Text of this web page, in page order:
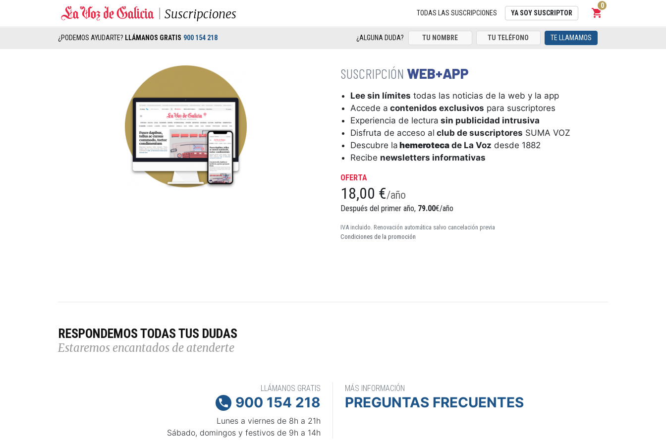
Suscripciones TODAS LAS SUSCRIPCIONES YA SOY SUSCRIPTOR shopping_cart
Carrito
0
¿PODEMOS AYUDARTE? LLÁMANOS GRATIS 900 154 218 ¿ALGUNA DUDA? TE LLAMAMOS
WEB+APP
Lee sin límites todas las noticias de la web y la app
Accede a contenidos exclusivos para suscriptores
Experiencia de lectura sin publicidad intrusiva
Disfruta de acceso al club de suscriptores SUMA VOZ
Descubre la hemeroteca de La Voz desde 1882
Recibe newsletters informativas
OFERTA
18,00 €/año
Después del primer año, 79.00€/año
IVA incluido. Renovación automática salvo cancelación previa
Condiciones de la promoción
RESPONDEMOS TODAS TUS DUDAS
Estaremos encantados de atenderte
LLÁMANOS GRATIS
 900 154 218
Lunes a viernes de 8h a 21h
Sábado, domingos y festivos de 9h a 14h
MÁS INFORMACIÓN
PREGUNTAS FRECUENTES